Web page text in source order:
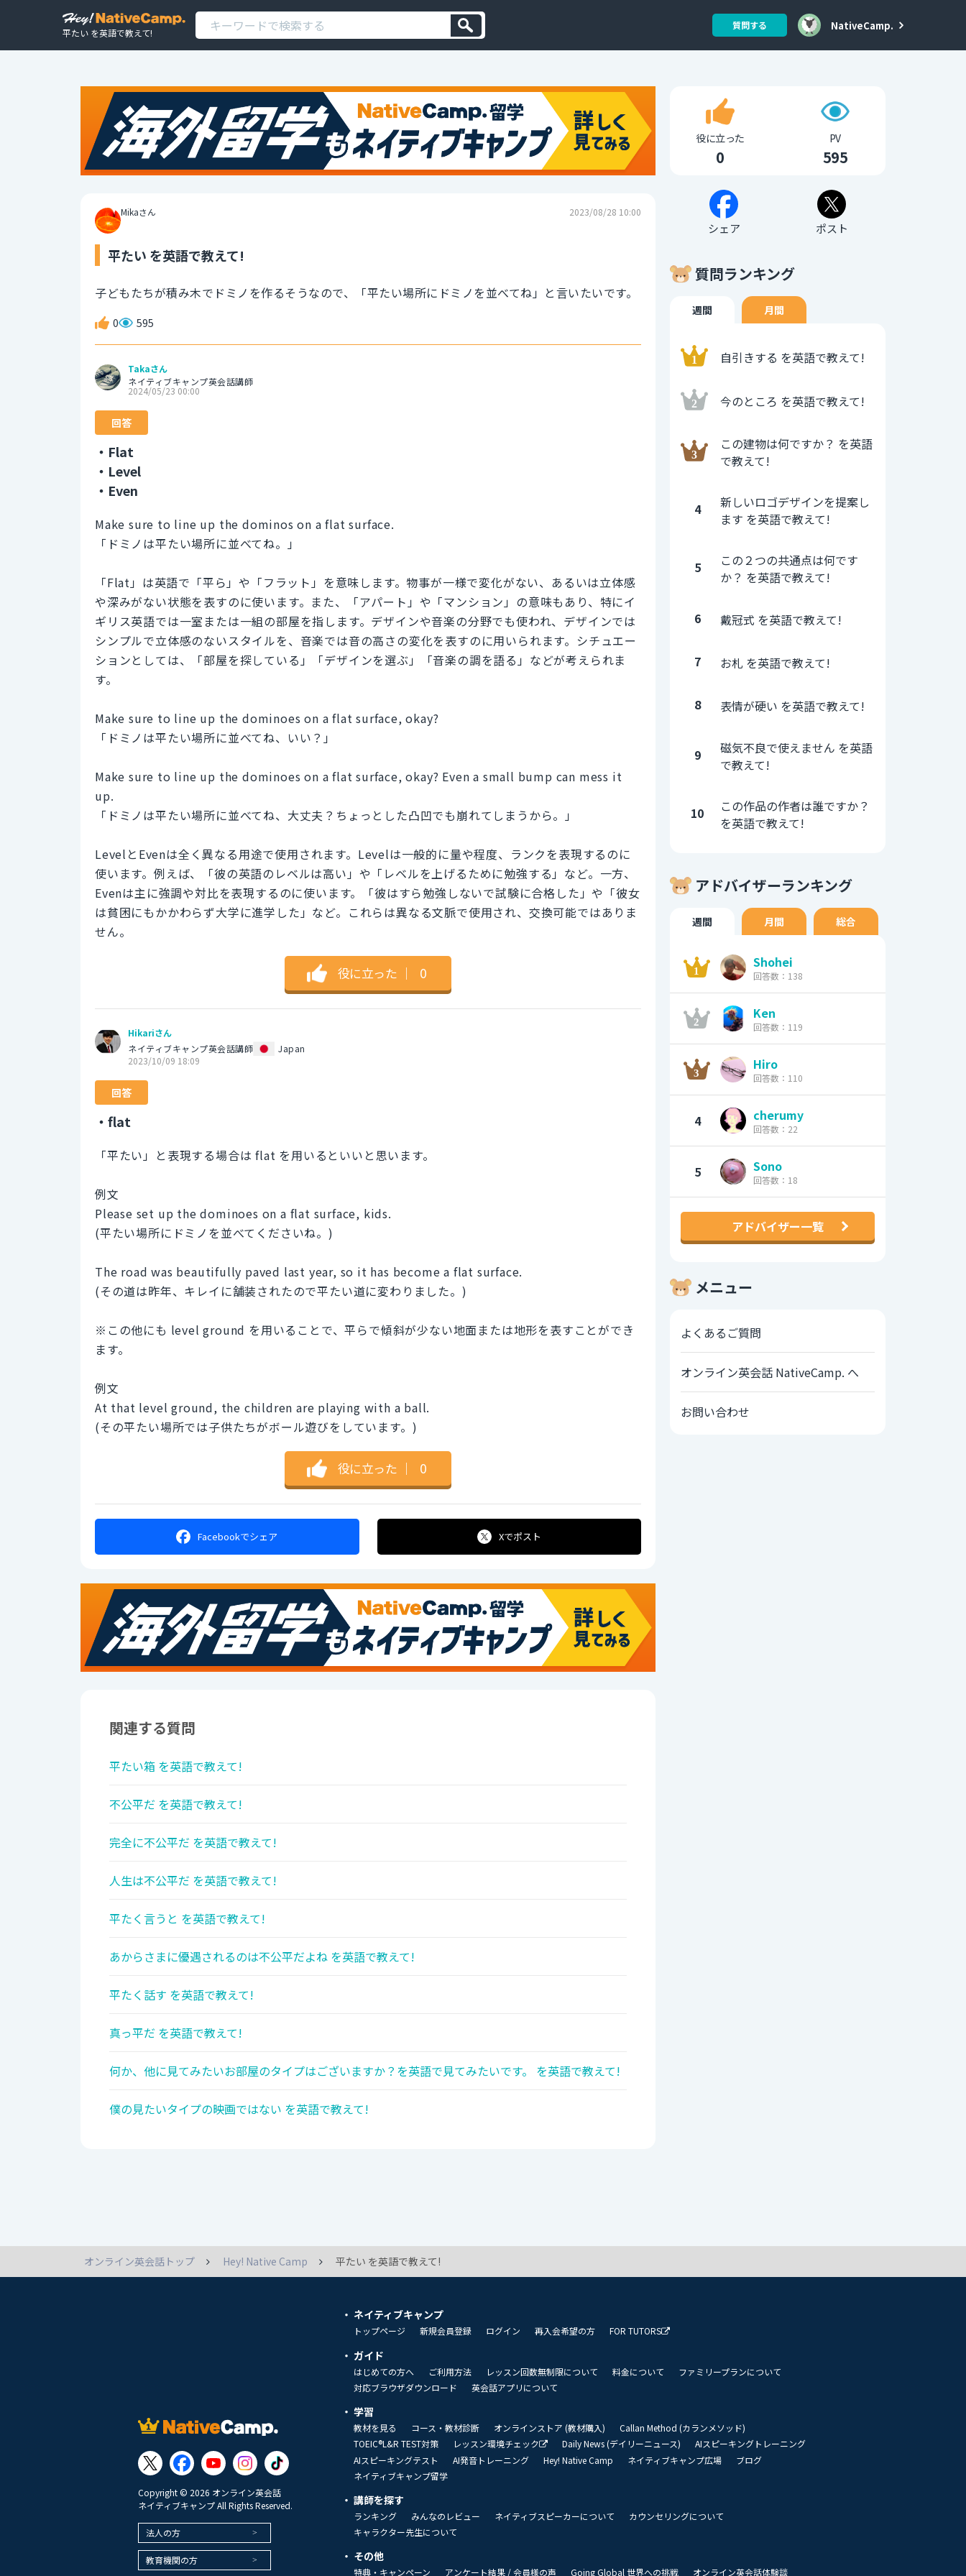
平たい を英語で教えて!
質問する NativeCamp.
Mikaさん 2023/08/28 10:00
平たい を英語で教えて!
子どもたちが積み木でドミノを作るそうなので、「平たい場所にドミノを並べてね」と言いたいです。
0 595
Takaさん
ネイティブキャンプ英会話講師
2024/05/23 00:00
回答
・Flat
・Level
・Even
Make sure to line up the dominos on a flat surface.
「ドミノは平たい場所に並べてね。」
「Flat」は英語で「平ら」や「フラット」を意味します。物事が一様で変化がない、あるいは立体感
や深みがない状態を表すのに使います。また、「アパート」や「マンション」の意味もあり、特にイ
ギリス英語では一室または一組の部屋を指します。デザインや音楽の分野でも使われ、デザインでは
シンプルで立体感のないスタイルを、音楽では音の高さの変化を表すのに用いられます。シチュエー
ションとしては、「部屋を探している」「デザインを選ぶ」「音楽の調を語る」などが考えられま
す。
Make sure to line up the dominoes on a flat surface, okay?
「ドミノは平たい場所に並べてね、いい？」
Make sure to line up the dominoes on a flat surface, okay? Even a small bump can mess it
up.
「ドミノは平たい場所に並べてね、大丈夫？ちょっとした凸凹でも崩れてしまうから。」
LevelとEvenは全く異なる用途で使用されます。Levelは一般的に量や程度、ランクを表現するのに
使います。例えば、「彼の英語のレベルは高い」や「レベルを上げるために勉強する」など。一方、
Evenは主に強調や対比を表現するのに使います。「彼はすら勉強しないで試験に合格した」や「彼女
は貧困にもかかわらず大学に進学した」など。これらは異なる文脈で使用され、交換可能ではありま
せん。
役に立った ｜ 0
Hikariさん
ネイティブキャンプ英会話講師
Japan
2023/10/09 18:09
回答
・flat
「平たい」と表現する場合は flat を用いるといいと思います。
例文
Please set up the dominoes on a flat surface, kids.
(平たい場所にドミノを並べてくださいね。)
The road was beautifully paved last year, so it has become a flat surface.
(その道は昨年、キレイに舗装されたので平たい道に変わりました。)
※この他にも level ground を用いることで、平らで傾斜が少ない地面または地形を表すことができ
ます。
例文
At that level ground, the children are playing with a ball.
(その平たい場所では子供たちがボール遊びをしています。)
役に立った ｜ 0
Facebookでシェア Xでポスト
関連する質問
平たい箱 を英語で教えて!
不公平だ を英語で教えて!
完全に不公平だ を英語で教えて!
人生は不公平だ を英語で教えて!
平たく言うと を英語で教えて!
あからさまに優遇されるのは不公平だよね を英語で教えて!
平たく話す を英語で教えて!
真っ平だ を英語で教えて!
何か、他に見てみたいお部屋のタイプはございますか？を英語で見てみたいです。 を英語で教えて!
僕の見たいタイプの映画ではない を英語で教えて!
役に立った
0
PV
595
シェア ポスト
質問ランキング
週間 月間
自引きする を英語で教えて!
今のところ を英語で教えて!
この建物は何ですか？ を英語
で教えて!
4
新しいロゴデザインを提案し
ます を英語で教えて!
5
この２つの共通点は何です
か？ を英語で教えて!
6 戴冠式 を英語で教えて!
7 お札 を英語で教えて!
8 表情が硬い を英語で教えて!
9
磁気不良で使えません を英語
で教えて!
10
この作品の作者は誰ですか？
を英語で教えて!
アドバイザーランキング
週間 月間 総合
Shohei
回答数：138
Ken
回答数：119
Hiro
回答数：110
4 cherumy
回答数：22
5 Sono
回答数：18
アドバイザー一覧
メニュー
よくあるご質問
オンライン英会話 NativeCamp. へ
お問い合わせ
オンライン英会話トップ Hey! Native Camp 平たい を英語で教えて!
Copyright © 2026 オンライン英会話
ネイティブキャンプ All Rights Reserved.
法人の方
教育機関の方
ネイティブキャンプ
トップページ 新規会員登録 ログイン 再入会希望の方 FOR TUTORS
ガイド
はじめての方へ ご利用方法 レッスン回数無制限について 料金について
ファミリープランについて
対応ブラウザダウンロード
英会話アプリについて
学習
教材を見る コース・教材診断 オンラインストア (教材購入)
Callan Method (カランメソッド)
TOEIC®L&R TEST対策
レッスン環境チェック Daily News (デイリーニュース)
AIスピーキングトレーニング
AIスピーキングテスト
AI発音トレーニング Hey! Native Camp ネイティブキャンプ広場
ブログ
ネイティブキャンプ留学
講師を探す
ランキング みんなのレビュー ネイティブスピーカーについて
カウンセリングについて
キャラクター先生について
その他
特典・キャンペーン アンケート結果 / 会員様の声 Going Global 世界への挑戦 オンライン英会話体験談